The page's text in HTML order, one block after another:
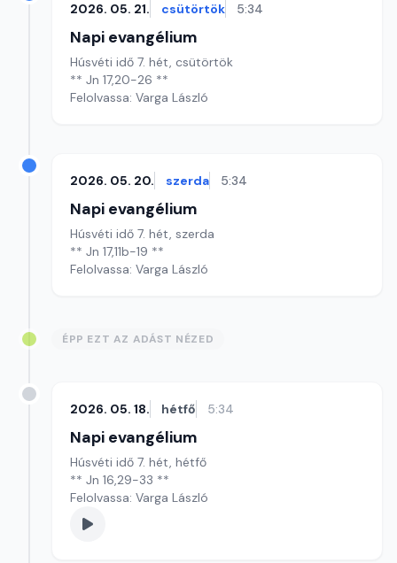
2026. 05. 21. csütörtök 5:34
Napi evangélium
Húsvéti idő 7. hét, csütörtök
** Jn 17,20-26 **
Felolvassa: Varga László
2026. 05. 20. szerda 5:34
Napi evangélium
Húsvéti idő 7. hét, szerda
** Jn 17,11b-19 **
Felolvassa: Varga László
ÉPP EZT AZ ADÁST NÉZED
2026. 05. 18. hétfő 5:34
Napi evangélium
Húsvéti idő 7. hét, hétfő
** Jn 16,29-33 **
Felolvassa: Varga László